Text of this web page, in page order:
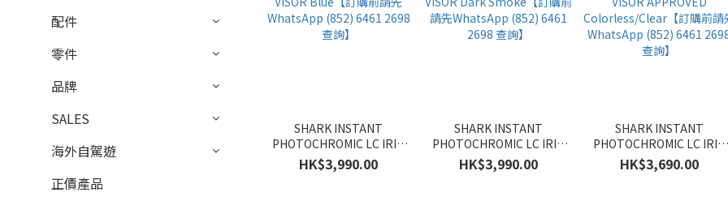
配件
零件
品牌
SALES
海外自駕遊
正價產品
SHARK INSTANT
PHOTOCHROMIC LC IRID
VISOR Blue【訂購前請先
WhatsApp (852) 6461 2698
HK$3,990.00
SHARK INSTANT
PHOTOCHROMIC LC IRID
VISOR Dark Smoke【訂購前
請先WhatsApp (852) 6461
HK$3,990.00
SHARK INSTANT
PHOTOCHROMIC LC IRID
VISOR APPROVED
Colorless/Clear【訂購前請先
HK$3,690.00